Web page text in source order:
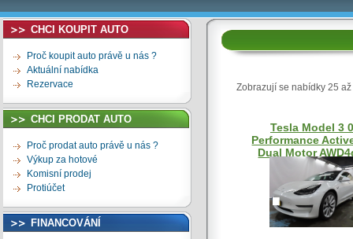
CHCI KOUPIT AUTO
Proč koupit auto právě u nás ?
Aktuální nabídka
Rezervace
CHCI PRODAT AUTO
Proč prodat auto právě u nás ?
Výkup za hotové
Komisní prodej
Protiúčet
FINANCOVÁNÍ
Zobrazují se nabídky 25
Tesla Model 3
Performance
Dual Motor